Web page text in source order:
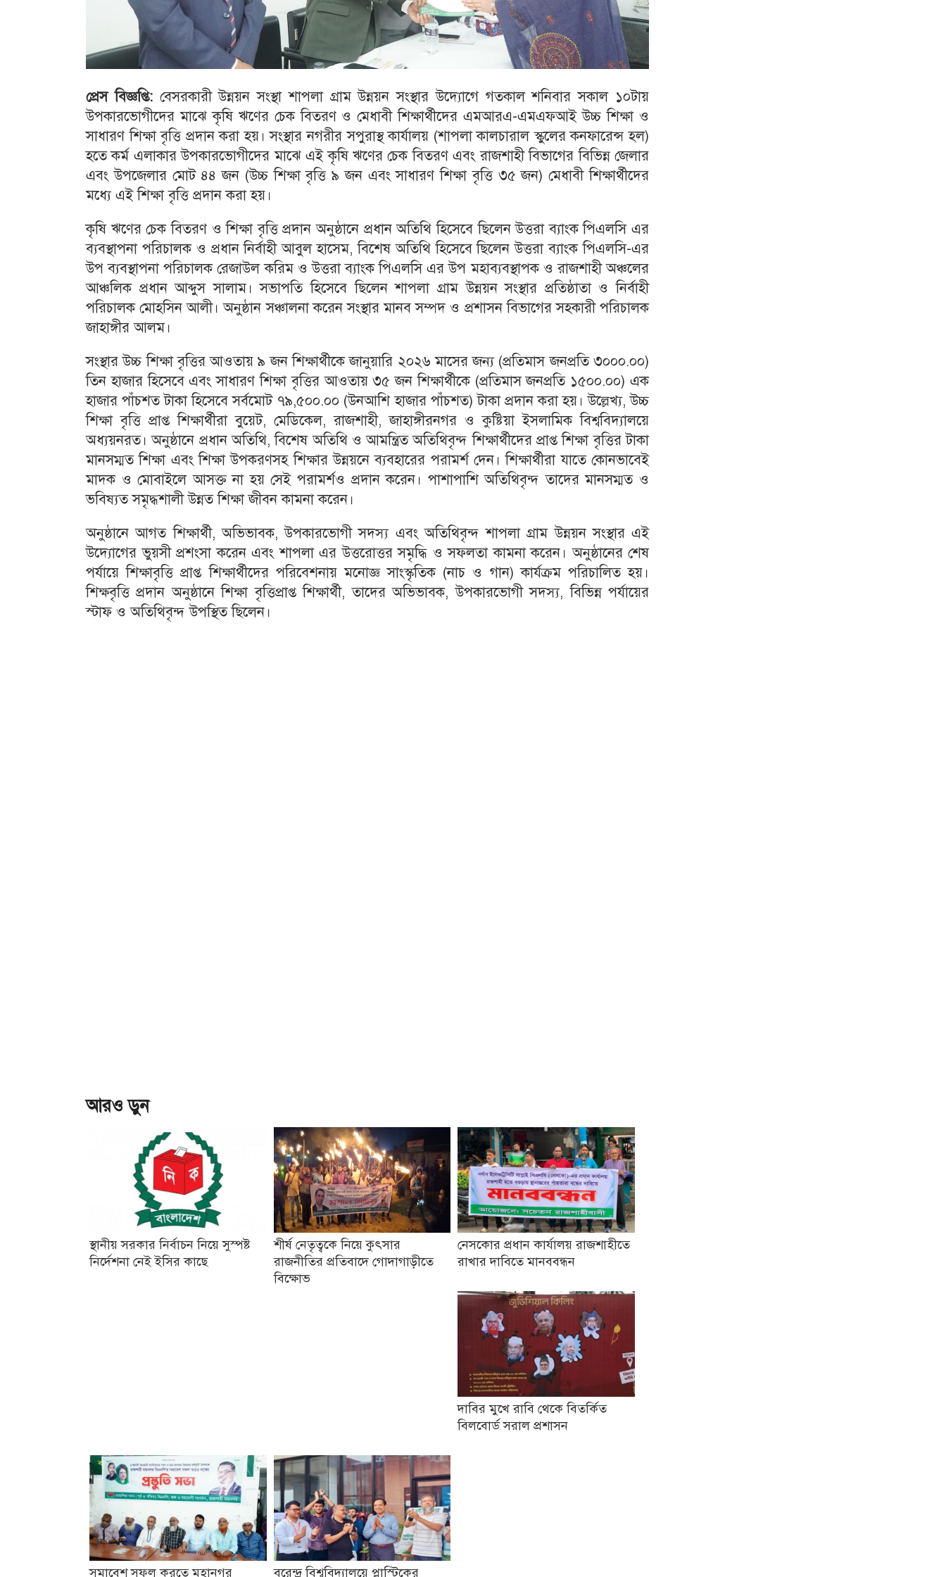
প্রেস বিজ্ঞপ্তি:বেসরকারী উন্নয়ন সংস্থা শাপলা গ্রাম উন্নয়ন সংস্থার উদ্যোগে গতকাল শনিবার সকাল ১০টায়
উপকারভোগীদের মাঝে কৃষি ঋণের চেক বিতরণ ও মেধাবী শিক্ষার্থীদের এমআরএ-এমএফআই উচ্চ শিক্ষা ও
সাধারণ শিক্ষা বৃত্তি প্রদান করা হয়। সংস্থার নগরীর সপুরাস্থ কার্যালয় (শাপলা কালচারাল স্কুলের কনফারেন্স হল)
হতে কর্ম এলাকার উপকারভোগীদের মাঝে এই কৃষি ঋণের চেক বিতরণ এবং রাজশাহী বিভাগের বিভিন্ন জেলার
এবং উপজেলার মোট ৪৪ জন (উচ্চ শিক্ষা বৃত্তি ৯ জন এবং সাধারণ শিক্ষা বৃত্তি ৩৫ জন) মেধাবী শিক্ষার্থীদের
মধ্যে এই শিক্ষা বৃত্তি প্রদান করা হয়।
কৃষি ঋণের চেক বিতরণ ও শিক্ষা বৃত্তি প্রদান অনুষ্ঠানে প্রধান অতিথি হিসেবে ছিলেন উত্তরা ব্যাংক পিএলসি এর
ব্যবস্থাপনা পরিচালক ও প্রধান নির্বাহী আবুল হাসেম, বিশেষ অতিথি হিসেবে ছিলেন উত্তরা ব্যাংক পিএলসি-এর
উপ ব্যবস্থাপনা পরিচালক রেজাউল করিম ও উত্তরা ব্যাংক পিএলসি এর উপ মহাব্যবস্থাপক ও রাজশাহী অঞ্চলের
আঞ্চলিক প্রধান আব্দুস সালাম। সভাপতি হিসেবে ছিলেন শাপলা গ্রাম উন্নয়ন সংস্থার প্রতিষ্ঠাতা ও নির্বাহী
পরিচালক মোহসিন আলী। অনুষ্ঠান সঞ্চালনা করেন সংস্থার মানব সম্পদ ও প্রশাসন বিভাগের সহকারী পরিচালক
জাহাঙ্গীর আলম।
সংস্থার উচ্চ শিক্ষা বৃত্তির আওতায় ৯ জন শিক্ষার্থীকে জানুয়ারি ২০২৬ মাসের জন্য (প্রতিমাস জনপ্রতি ৩০০০.০০)
তিন হাজার হিসেবে এবং সাধারণ শিক্ষা বৃত্তির আওতায় ৩৫ জন শিক্ষার্থীকে (প্রতিমাস জনপ্রতি ১৫০০.০০) এক
হাজার পাঁচশত টাকা হিসেবে সর্বমোট ৭৯,৫০০.০০ (উনআশি হাজার পাঁচশত) টাকা প্রদান করা হয়। উল্লেখ্য, উচ্চ
শিক্ষা বৃত্তি প্রাপ্ত শিক্ষার্থীরা বুয়েট, মেডিকেল, রাজশাহী, জাহাঙ্গীরনগর ও কুষ্টিয়া ইসলামিক বিশ্ববিদ্যালয়ে
অধ্যয়নরত। অনুষ্ঠানে প্রধান অতিথি, বিশেষ অতিথি ও আমন্ত্রিত অতিথিবৃন্দ শিক্ষার্থীদের প্রাপ্ত শিক্ষা বৃত্তির টাকা
মানসম্মত শিক্ষা এবং শিক্ষা উপকরণসহ শিক্ষার উন্নয়নে ব্যবহারের পরামর্শ দেন। শিক্ষার্থীরা যাতে কোনভাবেই
মাদক ও মোবাইলে আসক্ত না হয় সেই পরামর্শও প্রদান করেন। পাশাপাশি অতিথিবৃন্দ তাদের মানসম্মত ও
ভবিষ্যত সমৃদ্ধশালী উন্নত শিক্ষা জীবন কামনা করেন।
অনুষ্ঠানে আগত শিক্ষার্থী, অভিভাবক, উপকারভোগী সদস্য এবং অতিথিবৃন্দ শাপলা গ্রাম উন্নয়ন সংস্থার এই
উদ্যোগের ভুয়সী প্রশংসা করেন এবং শাপলা এর উত্তরোত্তর সমৃদ্ধি ও সফলতা কামনা করেন। অনুষ্ঠানের শেষ
পর্যায়ে শিক্ষাবৃত্তি প্রাপ্ত শিক্ষার্থীদের পরিবেশনায় মনোজ্ঞ সাংস্কৃতিক (নাচ ও গান) কার্যক্রম পরিচালিত হয়।
শিক্ষবৃত্তি প্রদান অনুষ্ঠানে শিক্ষা বৃত্তিপ্রাপ্ত শিক্ষার্থী, তাদের অভিভাবক, উপকারভোগী সদস্য, বিভিন্ন পর্যায়ের
স্টাফ ও অতিথিবৃন্দ উপস্থিত ছিলেন।
আরও ড়ুন
স্থানীয় সরকার নির্বাচন নিয়ে সুস্পষ্ট
নির্দেশনা নেই ইসির কাছে
শীর্ষ নেতৃত্বকে নিয়ে কুৎসার
রাজনীতির প্রতিবাদে গোদাগাড়ীতে
বিক্ষোভ
নেসকোর প্রধান কার্যালয় রাজশাহীতে
রাখার দাবিতে মানববন্ধন
দাবির মুখে রাবি থেকে বিতর্কিত
বিলবোর্ড সরাল প্রশাসন
সমাবেশ সফল করতে মহানগর বরেন্দ্র বিশ্ববিদ্যালয়ে প্লাস্টিকের